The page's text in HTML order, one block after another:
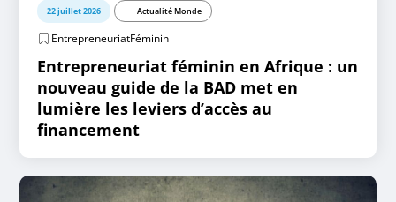
22 juillet 2026 Actualité Monde
EntrepreneuriatFéminin
Entrepreneuriat féminin en Afrique : un
nouveau guide de la BAD met en
lumière les leviers d’accès au
financement